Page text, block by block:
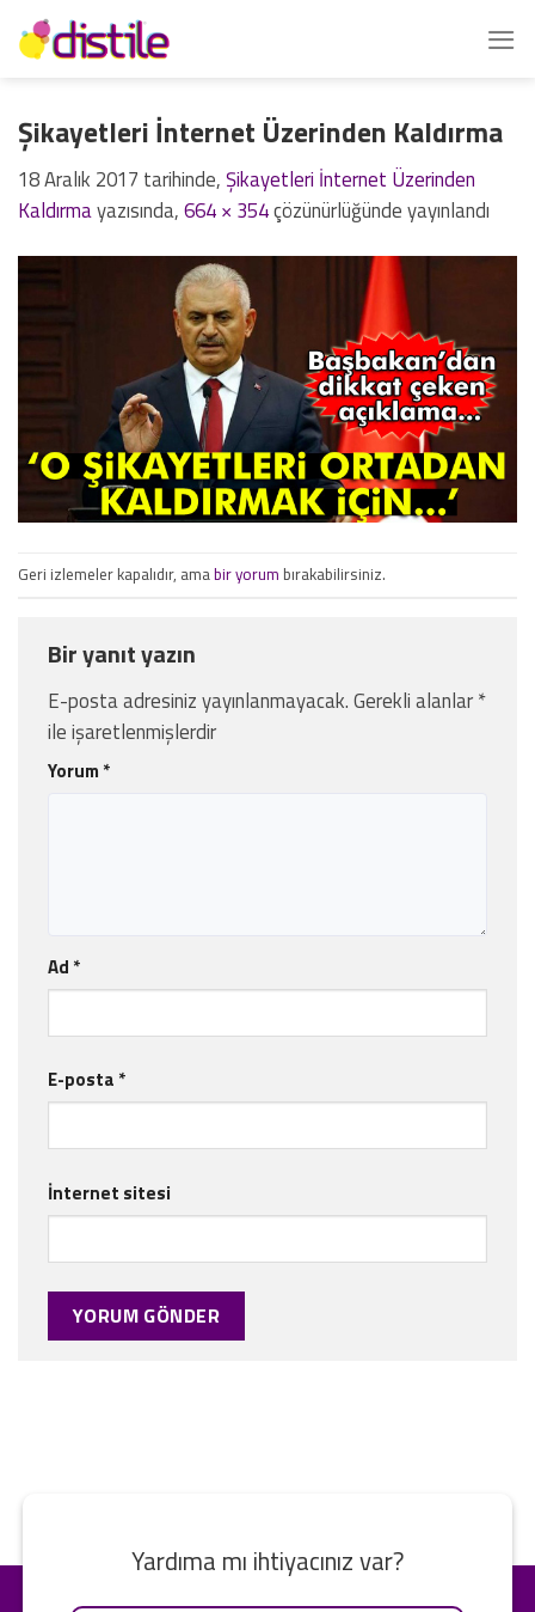
İçeriğe
atla
Şikayetleri İnternet Üzerinden Kaldırma
18 Aralık 2017 tarihinde,Şikayetleri İnternet Üzerinden
Kaldırmayazısında,664 × 354çözünürlüğünde yayınlandı
Geri izlemeler kapalıdır, amabir yorum bırakabilirsiniz.
Bir yanıt yazın
E-posta adresiniz yayınlanmayacak.Gerekli alanlar*
ile işaretlenmişlerdir
Yorum *
Ad *
E-posta *
İnternet sitesi
Yardıma mı ihtiyacınız var?